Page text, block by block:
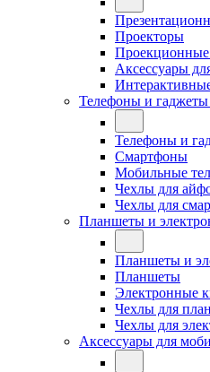
Проекторы
Аксессуары
Телефоны и гаджеты
Телефоны и
Смартфоны
Мобильные
Чехлы для
Чехлы для
Планшеты и
Планшеты и
Планшеты
Электронные
Чехлы для
Чехлы для
Аксессуары для